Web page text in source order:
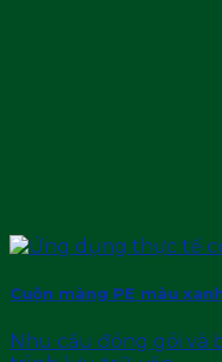
Cuộn màng PE màu
Nhu cầu đóng gói và